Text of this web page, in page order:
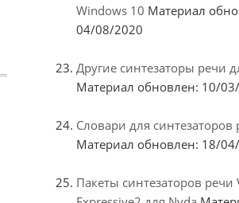
Windows 10 Материал
04/08/2020
Другие синтезаторы речи
Материал обновлен: 10/
Словари для синтезаторов
Материал обновлен: 18/
Пакеты синтезаторов речи